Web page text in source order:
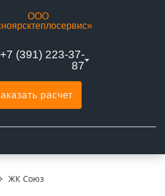
+7 (391) 223-37-
87
расчет
ЖК Союз